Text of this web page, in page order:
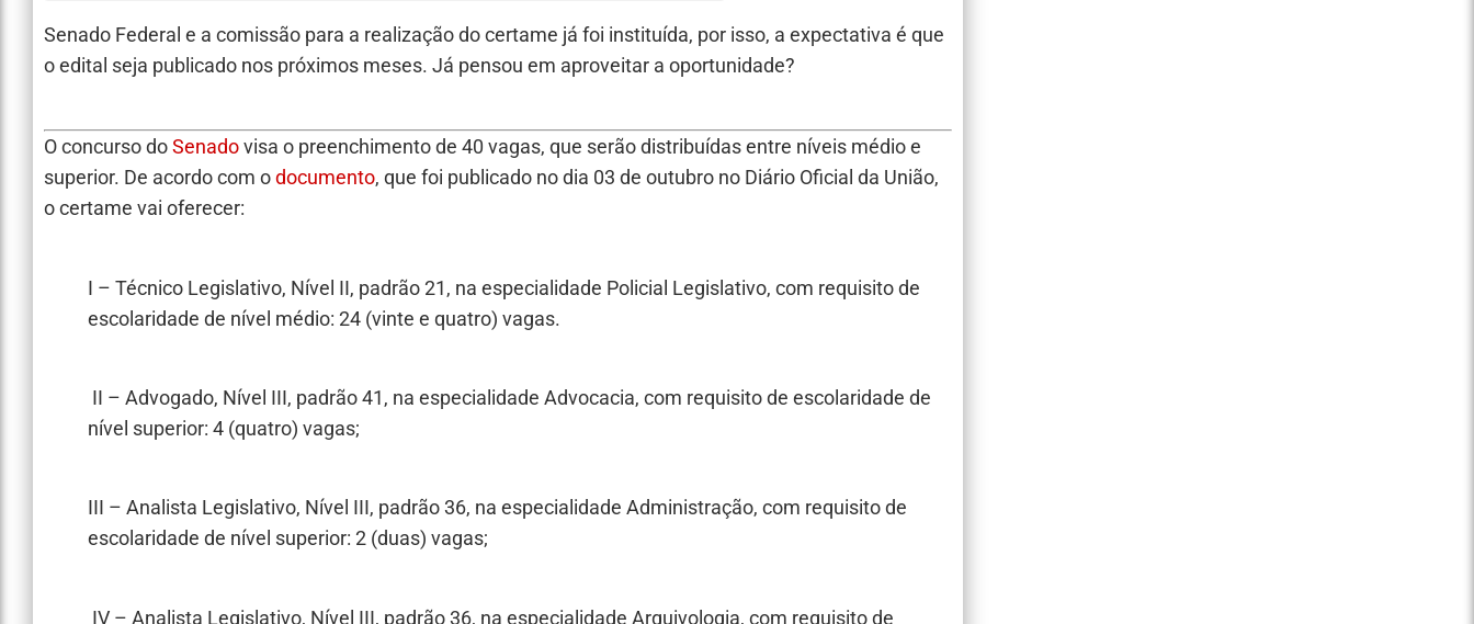
Senado Federal e a comissão para a realização do certame já foi instituída, por isso, a expectativa é que
o edital seja publicado nos próximos meses. Já pensou em aproveitar a oportunidade?
O concurso doSenadovisa o preenchimento de 40 vagas, que serão distribuídas entre níveis médio e
superior. De acordo com odocumento, que foi publicado no dia 03 de outubro no Diário Oficial da União,
o certame vai oferecer:
I – Técnico Legislativo, Nível II, padrão 21, na especialidade Policial Legislativo, com requisito de
escolaridade de nível médio: 24 (vinte e quatro) vagas.
II – Advogado, Nível III, padrão 41, na especialidade Advocacia, com requisito de escolaridade de
nível superior: 4 (quatro) vagas;
III – Analista Legislativo, Nível III, padrão 36, na especialidade Administração, com requisito de
escolaridade de nível superior: 2 (duas) vagas;
IV – Analista Legislativo, Nível III, padrão 36, na especialidade Arquivologia, com requisito de